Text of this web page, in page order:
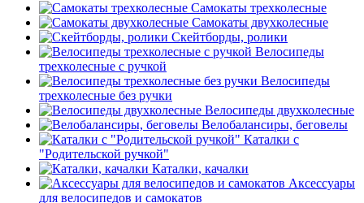
Самокаты трехколесные
Самокаты двухколесные
Скейтборды, ролики
Велосипеды
трехколесные с ручкой
Велосипеды
трехколесные без ручки
Велосипеды двухколесные
Велобалансиры, беговелы
Каталки с
"Родительской ручкой"
Каталки, качалки
Аксессуары
для велосипедов и самокатов